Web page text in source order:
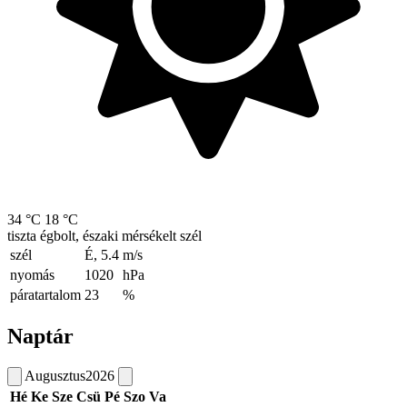
34 °C 18 °C
tiszta égbolt, északi mérsékelt szél
szél
É, 5.4 m/s
nyomás
1020 hPa
páratartalom 23 %
Naptár
Augusztus2026
Hé Ke Sze Csü Pé Szo Va